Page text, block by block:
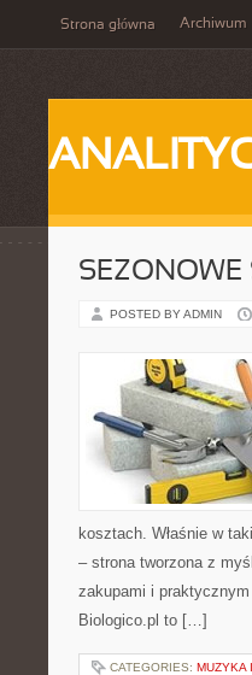
Strona główna Archiwum
SEZONOWE
POSTED BY ADMIN
kosztach. Właśnie w
– strona tworzona z
zakupami i
Biologico.pl to […]
CATEGORIES: MUZYKA